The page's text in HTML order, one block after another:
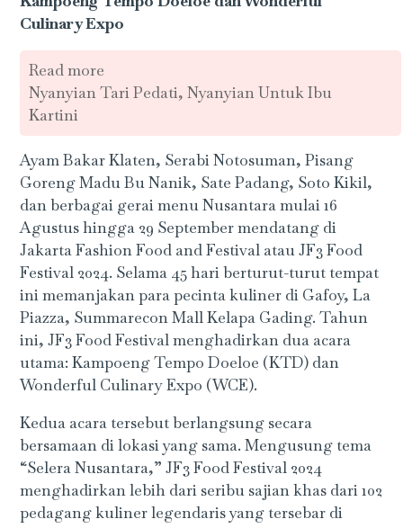
Culinary Expo
Read more
Nyanyian Tari Pedati, Nyanyian Untuk Ibu
Kartini
Ayam Bakar Klaten, Serabi Notosuman, Pisang
Goreng Madu Bu Nanik, Sate Padang, Soto Kikil,
dan berbagai gerai menu Nusantara mulai 16
Agustus hingga 29 September mendatang di
Jakarta Fashion Food and Festival atau JF3 Food
Festival 2024. Selama 45 hari berturut-turut tempat
ini memanjakan para pecinta kuliner di Gafoy, La
Piazza, Summarecon Mall Kelapa Gading. Tahun
ini, JF3 Food Festival menghadirkan dua acara
utama: Kampoeng Tempo Doeloe (KTD) dan
Wonderful Culinary Expo (WCE).
Kedua acara tersebut berlangsung secara
bersamaan di lokasi yang sama. Mengusung tema
“Selera Nusantara,” JF3 Food Festival 2024
menghadirkan lebih dari seribu sajian khas dari 102
pedagang kuliner legendaris yang tersebar di